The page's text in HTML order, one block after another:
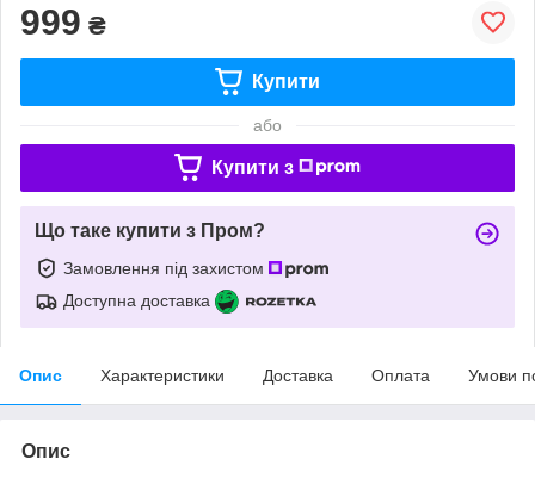
999 ₴
Купити
або
Купити з
Що таке купити з Пром?
Замовлення під захистом
Доступна доставка
Опис Характеристики Доставка Оплата Умови
Опис